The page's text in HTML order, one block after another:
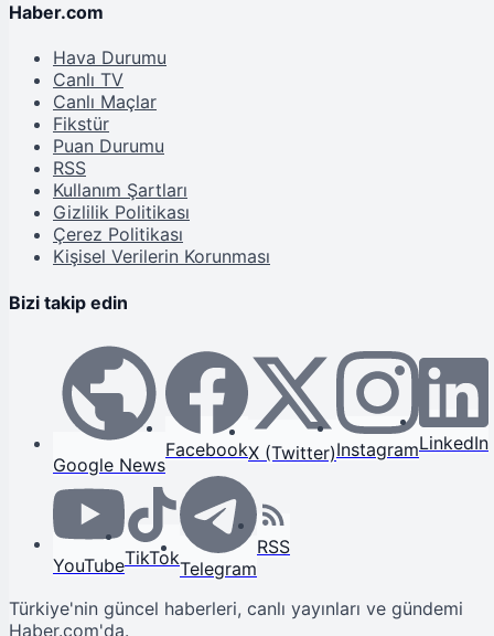
Haber.com
Hava Durumu
Canlı TV
Canlı Maçlar
Fikstür
Puan Durumu
RSS
Kullanım Şartları
Gizlilik Politikası
Çerez Politikası
Kişisel Verilerin Korunması
Bizi takip edin
Google News
FacebookX (Twitter)InstagramLinkedIn
YouTubeTikTokTelegram
RSS
Türkiye'nin güncel haberleri, canlı yayınları ve gündemi
Haber.com'da.